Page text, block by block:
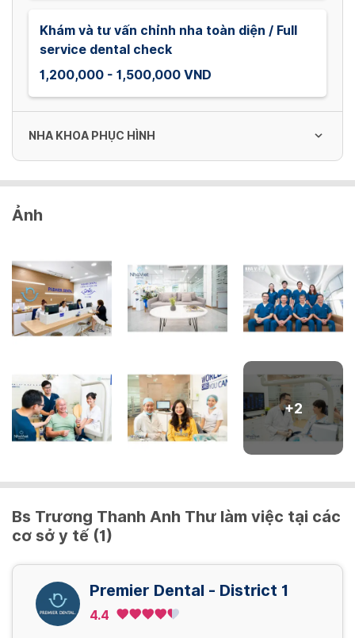
Khám và tư vấn chỉnh nha toàn diện / Full
service dental check
1,200,000 - 1,500,000 VND
NHA KHOA PHỤC HÌNH
30,000 VND
Phim toàn cảnh
150,000 VND
400,000 VND
Cạo vôi
Nhổ răng
400,000 - 700,000 VND
Trám răng
400,000 - 900,000 VND
Ảnh
+2
Bs Trương Thanh Anh Thư làm việc tại các
cơ sở y tế (1)
Premier Dental - District 1
4.4